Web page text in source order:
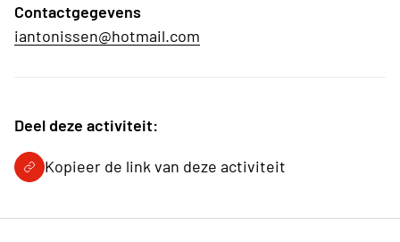
Contactgegevens
iantonissen@hotmail.com
Deel deze activiteit:
Kopieer de link van deze activiteit